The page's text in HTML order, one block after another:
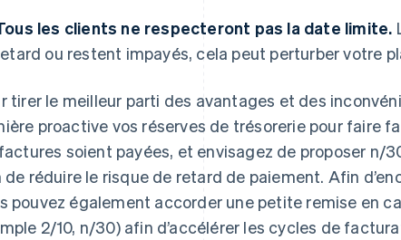
les clients ne respecteront pas la date limite.
ou restent impayés, cela peut perturber votre
tirer le meilleur parti des avantages et des
proactive vos réserves de trésorerie pour faire
soient payées, et envisagez de proposer n/
de réduire le risque de retard de paiement. Afin
pouvez également accorder une petite remise en
2/10, n/30) afin d’accélérer les cycles de